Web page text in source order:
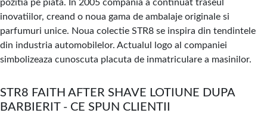
pozitia pe piata. In 2005 compania a continuat traseul
inovatiilor, creand o noua gama de ambalaje originale si
parfumuri unice. Noua colectie STR8 se inspira din tendintele
din industria automobilelor. Actualul logo al companiei
simbolizeaza cunoscuta placuta de inmatriculare a masinilor.
STR8 FAITH AFTER SHAVE LOTIUNE DUPA
BARBIERIT - CE SPUN CLIENTII